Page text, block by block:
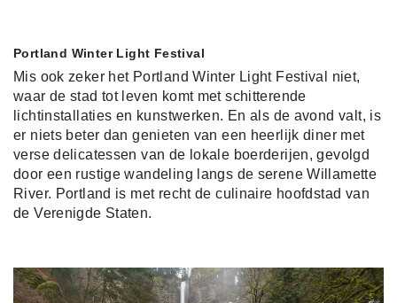
Portland Winter Light Festival
Mis ook zeker het Portland Winter Light Festival niet,
waar de stad tot leven komt met schitterende
lichtinstallaties en kunstwerken. En als de avond valt, is
er niets beter dan genieten van een heerlijk diner met
verse delicatessen van de lokale boerderijen, gevolgd
door een rustige wandeling langs de serene Willamette
River. Portland is met recht de culinaire hoofdstad van
de Verenigde Staten.